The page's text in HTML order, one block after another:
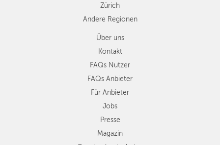
Zürich
Andere Regionen
Über uns
Kontakt
FAQs Nutzer
FAQs Anbieter
Für Anbieter
Jobs
Presse
Magazin